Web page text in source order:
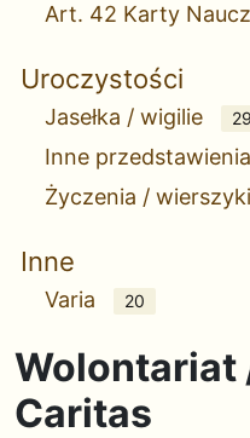
Art. 42 Karty
Uroczystości
Jasełka / wigilie
Inne
Życzenia / wierszyki
Inne
Varia 20
Wolontariat
Caritas